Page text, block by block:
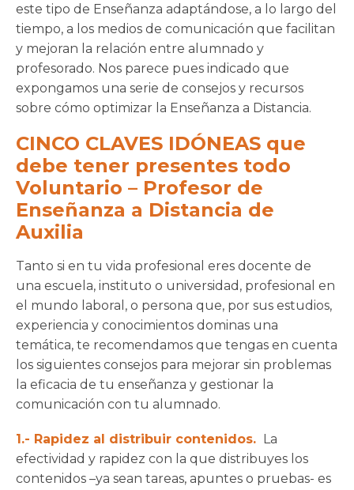
este tipo de Enseñanza adaptándose, a lo largo del
tiempo, a los medios de comunicación que facilitan
y mejoran la relación entre alumnado y
profesorado. Nos parece pues indicado que
expongamos una serie de consejos y recursos
sobre cómo optimizar la Enseñanza a Distancia.
CINCO CLAVES IDÓNEAS que
debe tener presentes todo
Voluntario – Profesor de
Enseñanza a Distancia de
Auxilia
Tanto si en tu vida profesional eres docente de
una escuela, instituto o universidad, profesional en
el mundo laboral, o persona que, por sus estudios,
experiencia y conocimientos dominas una
temática, te recomendamos que tengas en cuenta
los siguientes consejos para mejorar sin problemas
la eficacia de tu enseñanza y gestionar la
comunicación con tu alumnado.
1.- Rapidez al distribuir contenidos. La
efectividad y rapidez con la que distribuyes los
contenidos –ya sean tareas, apuntes o pruebas- es